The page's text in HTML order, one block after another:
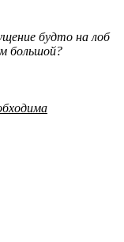
будто на лоб
большой?